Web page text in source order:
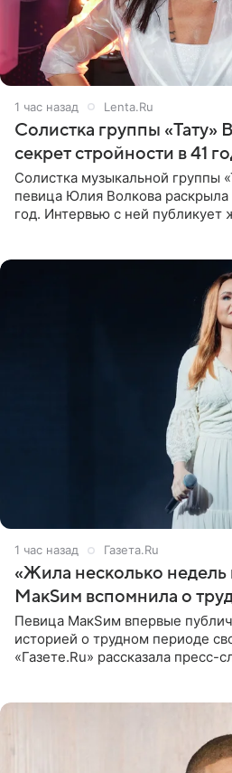
1 час назад Lenta.Ru
Солистка группы «Тату»
секрет стройности в 41
Солистка музыкальной группы
певица Юлия Волкова раскрыла
год. Интервью с ней публикует
1 час назад Газета.Ru
«Жила несколько недель
МакSим вспомнила о
Певица МакSим впервые
историей о трудном периоде
«Газете.Ru» рассказала пресс-